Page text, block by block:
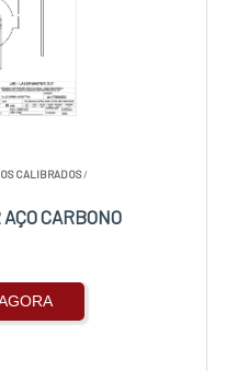
CALIBRADOS/
CARBONO